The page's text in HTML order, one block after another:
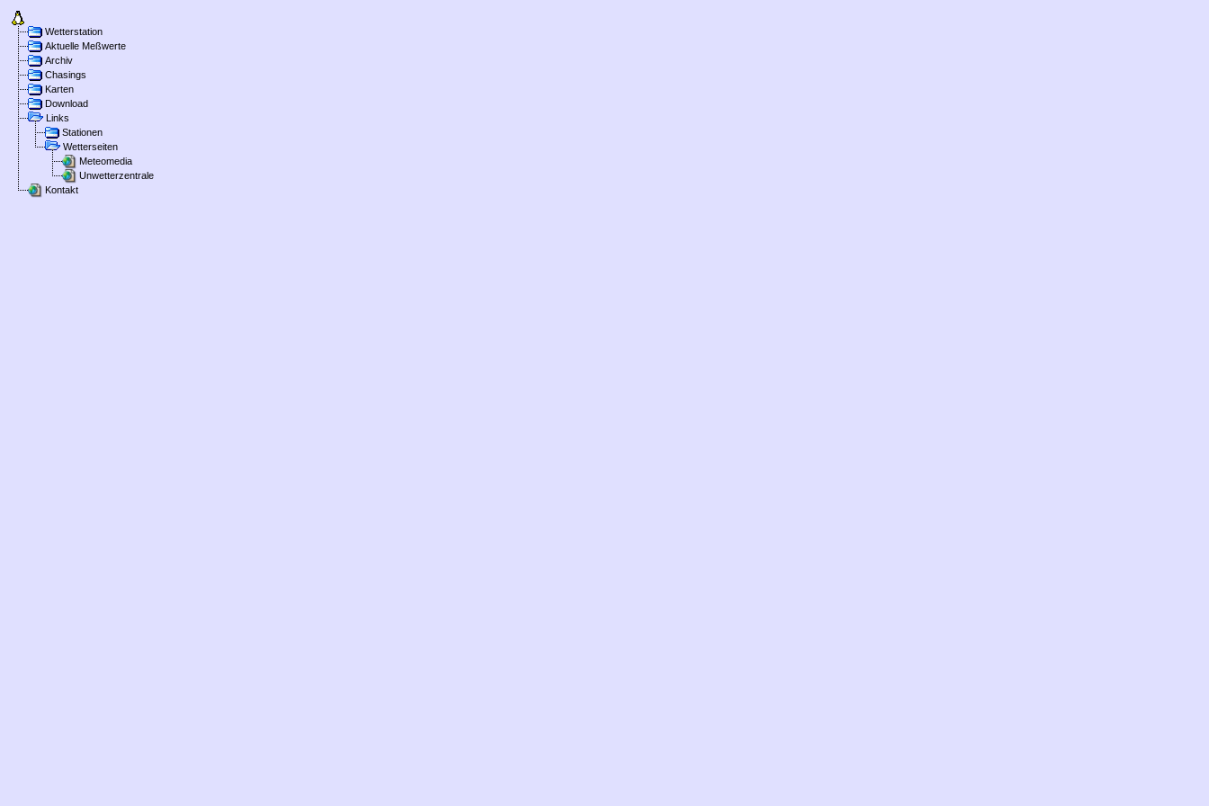
Wetterstation
Aktuelle Meßwerte
Archiv
Chasings
Karten
Download
Links
Stationen
Wetterseiten
Meteomedia
Unwetterzentrale
Kontakt